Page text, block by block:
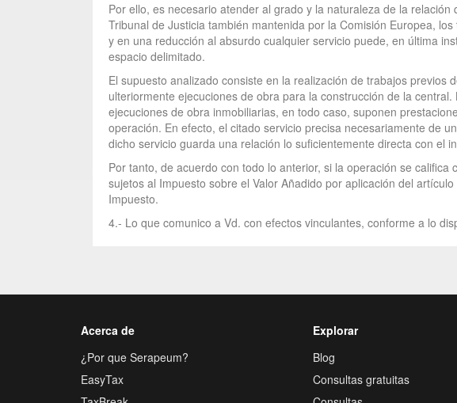
Por ello, es necesario atender al grado y la naturaleza de la
Tribunal de Justicia también mantenida por la Comisión Europea,
y en una reducción al absurdo cualquier servicio puede, en última
espacio delimitado.
El supuesto analizado consiste en la realización de trabajos
ulteriormente ejecuciones de obra para la construcción de la
ejecuciones de obra inmobiliarias, en todo caso, suponen
operación. En efecto, el citado servicio precisa necesariamente de
dicho servicio guarda una relación lo suficientemente directa con el
Por tanto, de acuerdo con todo lo anterior, si la operación se
sujetos al Impuesto sobre el Valor Añadido por aplicación del
Impuesto.
4.- Lo que comunico a Vd. con efectos vinculantes, conforme a lo
Acerca de
¿Por que Serapeum?
EasyTax
Explorar
Blog
Consultas gratuitas